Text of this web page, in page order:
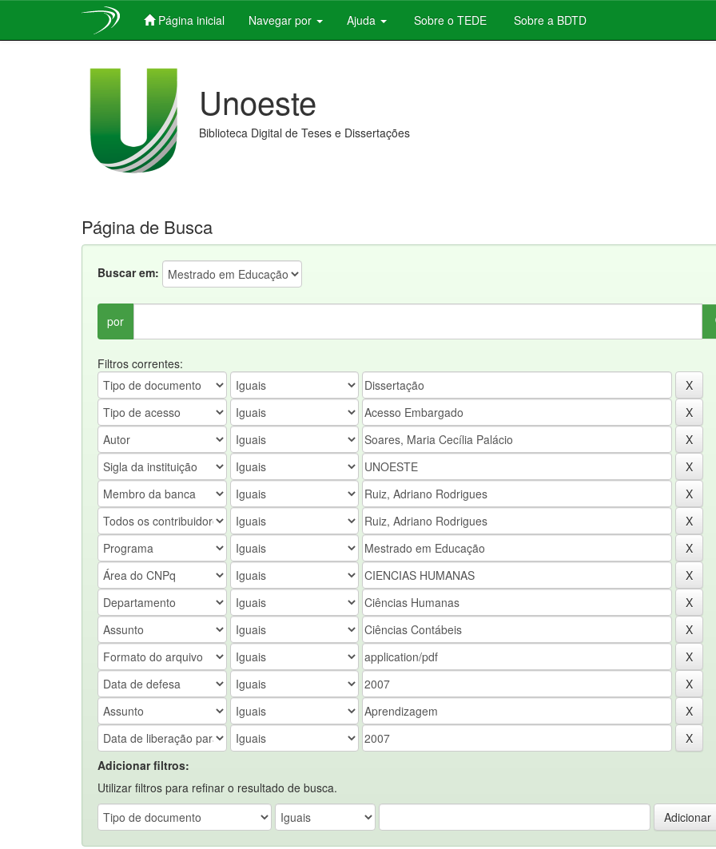
Página inicial Navegar por Ajuda Sobre o TEDE Sobre a BDTD
Unoeste
Biblioteca Digital de Teses e Dissertações
Página de Busca
Buscar em:
por
Filtros correntes:
Adicionar filtros:
Utilizar filtros para refinar o resultado de busca.